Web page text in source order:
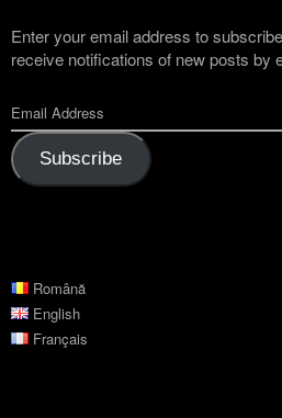
Enter your email address to
receive notifications of new posts by
Subscribe
Română
English
Français